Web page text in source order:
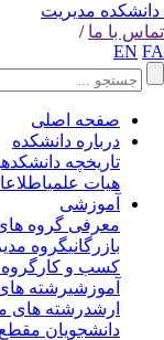
مدیریت
با ما /
EN
صفحه اصلی
درباره دانشکده
تاریخچه دانشکده
هیات علمی
آموزشی
معرفی گروه های
بازرگانیگروه
کسب و کارگروه
آموزشیرشته های
ارشدرشته های
دانشجویان